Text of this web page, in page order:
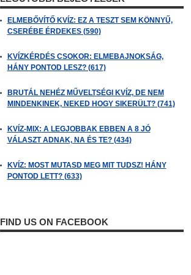
ELMEBŐVÍTŐ KVÍZ: EZ A TESZT SEM KÖNNYŰ,
CSERÉBE ÉRDEKES (590)
KVÍZKÉRDÉS CSOKOR: ELMEBAJNOKSÁG,
HÁNY PONTOD LESZ? (617)
BRUTÁL NEHÉZ MŰVELTSÉGI KVÍZ, DE NEM
MINDENKINEK, NEKED HOGY SIKERÜLT? (741)
KVÍZ-MIX: A LEGJOBBAK EBBEN A 8 JÓ
VÁLASZT ADNAK, NA ÉS TE? (434)
KVÍZ: MOST MUTASD MEG MIT TUDSZ! HÁNY
PONTOD LETT? (633)
FIND US ON FACEBOOK